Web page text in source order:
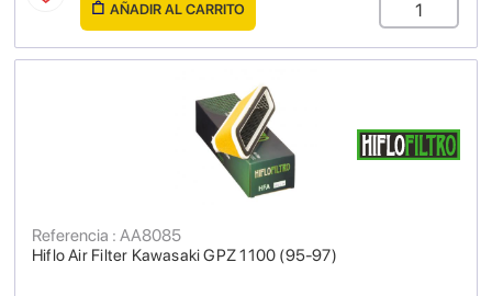
AÑADIR AL CARRITO
Hiflo Air Filter Kawasaki GPZ 1100 (95-97)
Referencia : AA8085